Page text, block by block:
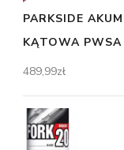
PARKSIDE
KĄTOWA
489,99zł